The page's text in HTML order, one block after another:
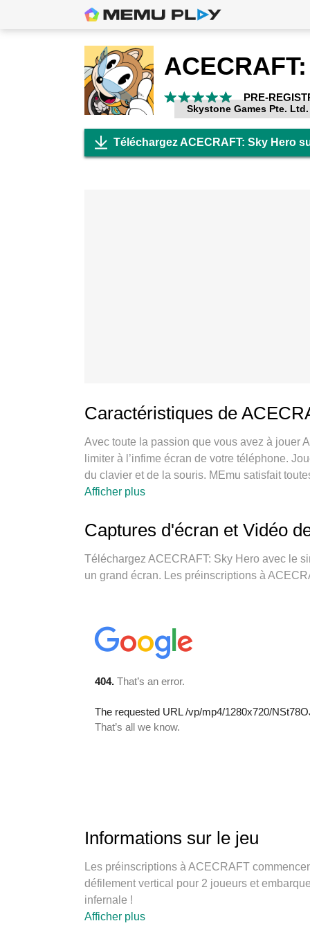
PRE-
Skystone Games Pte. Ltd.
Téléchargez ACECRAFT: Sky Hero
Caractéristiques de
Avec toute la passion que vous avez à jouer
limiter à l’infime écran de votre téléphone.
du clavier et de la souris. MEmu satisfait
sur PC. Jouez aussi longtemps que vous
Sky Hero sur PC. Réalisé par nos experts,
ACECRAFT: Sky Hero un jeu réaliste sur
plusieurs comptes de jeu sur le même
libérer le plein potentiel de votre PC, ce qui
Afficher plus
Captures d'écran et Vidéo
Téléchargez ACECRAFT: Sky Hero avec le
un grand écran. Les préinscriptions à
Informations sur le jeu
Les préinscriptions à ACECRAFT
défilement vertical pour 2 joueurs et
infernale !
Inscrivez-vous pour gagner de superbes
Afficher plus